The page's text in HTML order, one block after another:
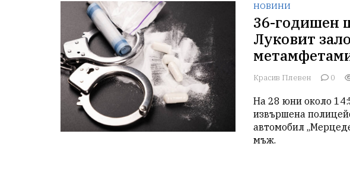
НОВИНИ
36-годишен
Луковит
Красив Плевен 0
На 28 юни около
извършена
автомобил
мъж.